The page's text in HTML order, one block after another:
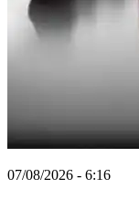
07/08/2026 - 6:16